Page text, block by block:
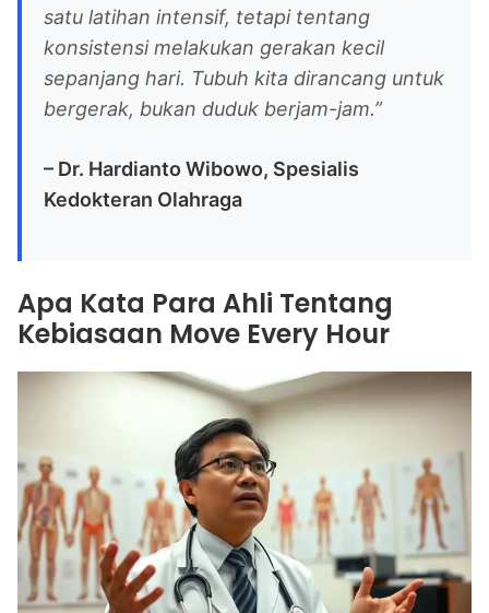
satu latihan intensif, tetapi tentang
konsistensi melakukan gerakan kecil
sepanjang hari. Tubuh kita dirancang untuk
bergerak, bukan duduk berjam-jam.”
– Dr. Hardianto Wibowo, Spesialis
Kedokteran Olahraga
Apa Kata Para Ahli Tentang
Kebiasaan Move Every Hour